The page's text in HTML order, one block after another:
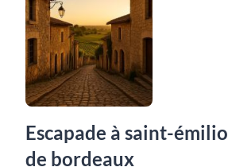
Escapade à saint-
de bordeaux